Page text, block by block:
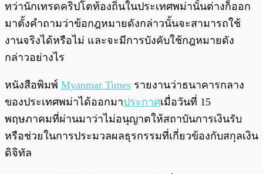
ทว่านักเทรดคริปโตท้องถิ่นในประเทศพม่านั้นต่างก็ออก
มาตั้งคำถามว่าข้อกฎหมายดังกล่าวนั้นจะสามารถใช้
งานจริงได้หรือไม่ และจะมีการบังคับใช้กฎหมายดัง
กล่าวอย่างไร
หนังสือพิมพ์ Myanmar Times รายงานว่าธนาคารกลาง
ของประเทศพม่าได้ออกมาประกาศเมื่อวันที่ 15
พฤษภาคมที่ผ่านมาว่าไม่อนุญาตให้สถาบันการเงินรับ
หรือช่วยในการประมวลผลธุรกรรมที่เกี่ยวข้องกับสกุลเงิน
ดิจิทัล